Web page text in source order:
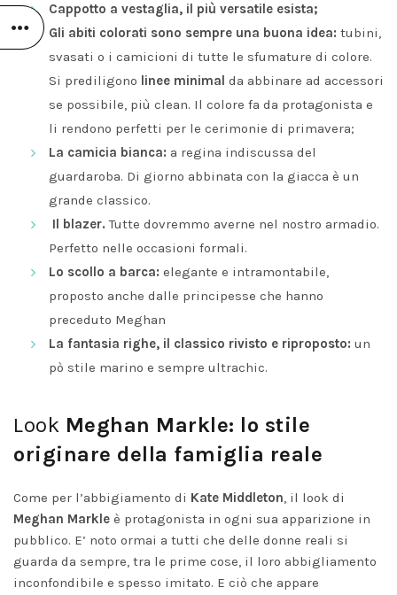
Cappotto a vestaglia, il più versatile esista;
Gli abiti colorati sono sempre una buona idea: tubini,
svasati o i camicioni di tutte le sfumature di colore.
Si prediligono linee minimal da abbinare ad accessori
se possibile, più clean. Il colore fa da protagonista e
li rendono perfetti per le cerimonie di primavera;
La camicia bianca: a regina indiscussa del
guardaroba. Di giorno abbinata con la giacca è un
grande classico.
Il blazer.Tutte dovremmo averne nel nostro armadio.
Perfetto nelle occasioni formali.
Lo scollo a barca: elegante e intramontabile,
proposto anche dalle principesse che hanno
preceduto Meghan
La fantasia righe, il classico rivisto e riproposto: un
pò stile marino e sempre ultrachic.
Look Meghan Markle: lo stile
originare della famiglia reale
Come per l’abbigiamento di Kate Middleton, il look di
Meghan Markle è protagonista in ogni sua apparizione in
pubblico. E’ noto ormai a tutti che delle donne reali si
guarda da sempre, tra le prime cose, il loro abbigliamento
inconfondibile e spesso imitato. E ciò che appare